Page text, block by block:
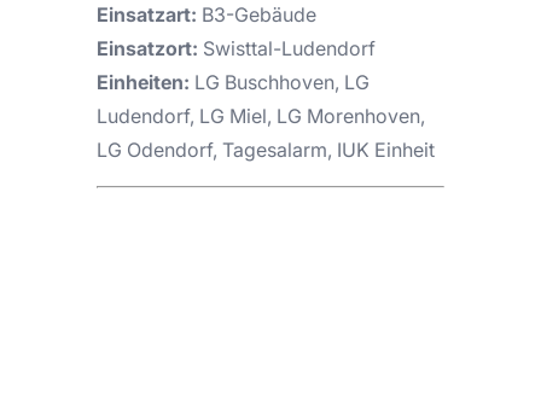
Einsatzart: B3-Gebäude
Einsatzort: Swisttal-Ludendorf
Einheiten: LG Buschhoven, LG
Ludendorf, LG Miel, LG Morenhoven,
LG Odendorf, Tagesalarm, IUK Einheit